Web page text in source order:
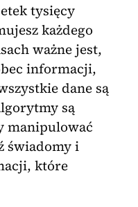
tysięcy
każdego
ważne jest,
informacji,
dane są
są
manipulować
świadomy i
które